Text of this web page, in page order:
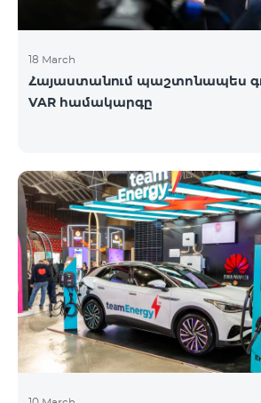
18 March
Հայաստանում պաշտոնապես
VAR համակարգը